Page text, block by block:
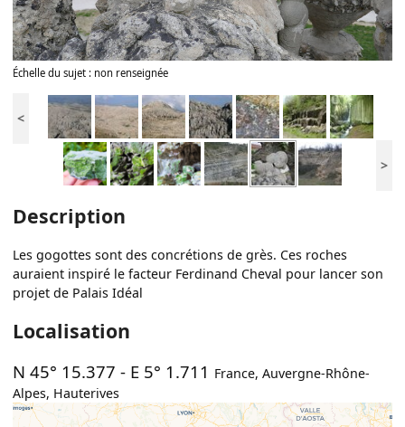
Échelle du sujet : non renseignée
<
>
Description
Les gogottes sont des concrétions de grès. Ces roches
auraient inspiré le facteur Ferdinand Cheval pour lancer son
projet de Palais Idéal
Localisation
N 45° 15.377 - E 5° 1.711 France,Auvergne-Rhône-
Alpes, Hauterives